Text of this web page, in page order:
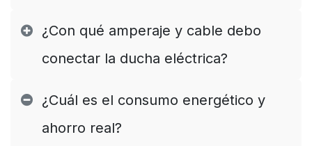
¿Con qué amperaje y cable debo
conectar la ducha eléctrica?
¿Cuál es el consumo energético y
ahorro real?